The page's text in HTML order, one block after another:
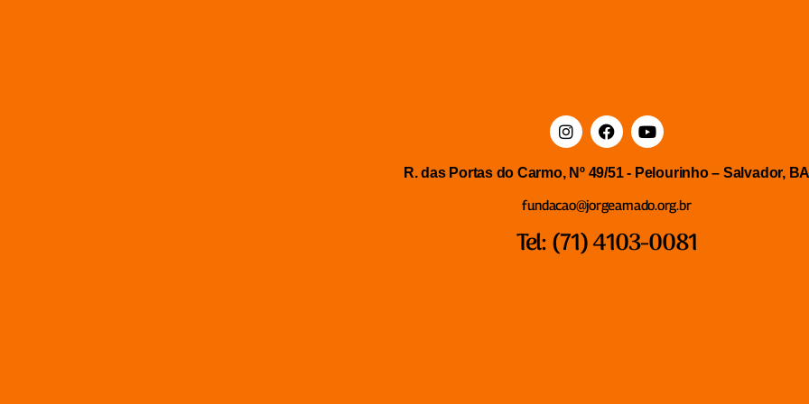
R. das Portas do Carmo, Nº 49/51 - Pelourinho – Salvador,
fundacao@jorgeamado.org.br
Tel: (71) 4103-0081